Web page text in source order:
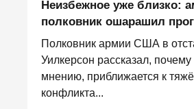
Неизбежное уже близко:
полковник ошарашил
Полковник армии США в
Уилкерсон рассказал,
мнению, приближается к
конфликта...